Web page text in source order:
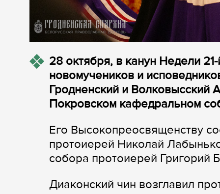
28 октября, в канун Недели
новомучеников и
Гродненский и Волковысский
Покровском кафедральном
Его Высокопреосвященству
протоиерей Николай
собора протоиерей Григорий
Диаконский чин возглавил